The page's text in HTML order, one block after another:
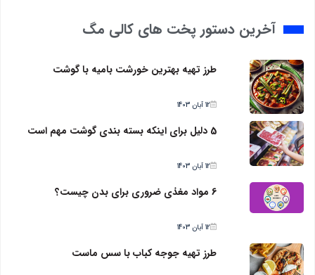
آخرین دستور پخت های کالی مگ
طرز تهیه بهترین خورشت بامیه با گوشت
12 آبان 1403
5 دلیل برای اینکه بسته بندی گوشت مهم است
12 آبان 1403
6 مواد مغذی ضروری برای بدن چیست؟
12 آبان 1403
طرز تهیه جوجه کباب با سس ماست